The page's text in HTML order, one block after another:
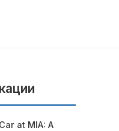
at MIA: A